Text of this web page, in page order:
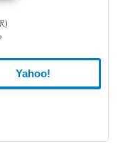
)
Yahoo!